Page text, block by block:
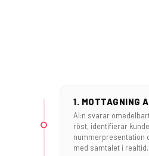
1. MOTTAGNING
AI:n svarar
röst, identifierar
nummerpresentation
med samtalet i realtid.